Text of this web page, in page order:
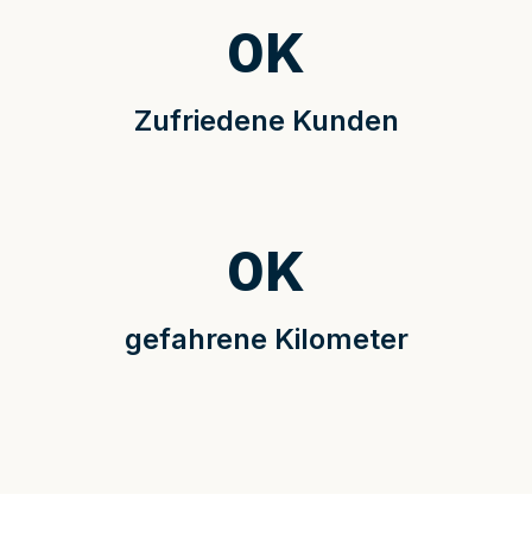
Zufriedene Kunden
0K
gefahrene Kilometer
0K